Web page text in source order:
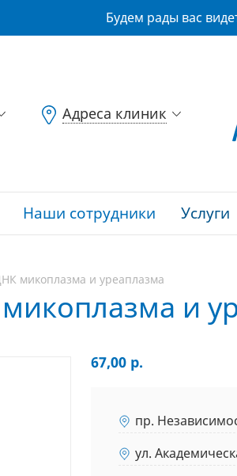
Будем рады вас
Адреса клиник
Наши сотрудники Услуги
микоплазма и уреаплазма
и
67,00 р.
пр.
ул.